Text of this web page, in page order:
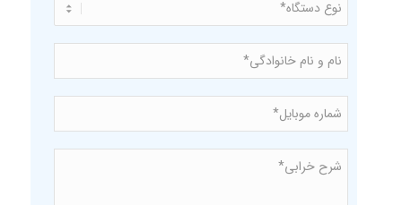
دستگاه *
نام
خانوادگی *
موبایل* *
خرابی* *